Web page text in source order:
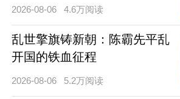
2026-08-06 4.6万阅读
乱世擎旗铸新朝：陈霸先平乱
开国的铁血征程
2026-08-06 5.2万阅读